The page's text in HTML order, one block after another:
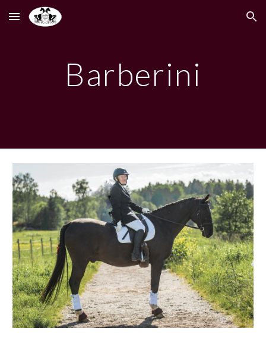
Skip to main content Skip to navigation
Barberini